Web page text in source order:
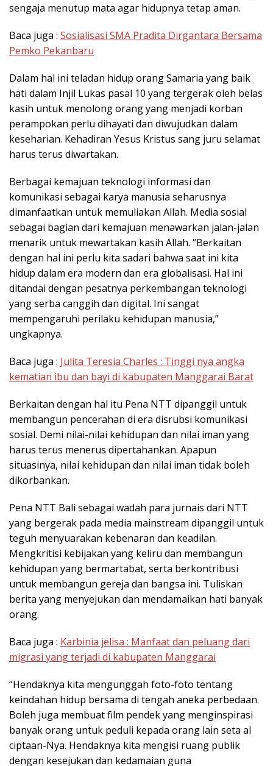
sengaja menutup mata agar hidupnya tetap aman.
Baca juga : Sosialisasi SMA Pradita Dirgantara Bersama
Pemko Pekanbaru
Dalam hal ini teladan hidup orang Samaria yang baik
hati dalam Injil Lukas pasal 10 yang tergerak oleh belas
kasih untuk menolong orang yang menjadi korban
perampokan perlu dihayati dan diwujudkan dalam
keseharian. Kehadiran Yesus Kristus sang juru selamat
harus terus diwartakan.
Berbagai kemajuan teknologi informasi dan
komunikasi sebagai karya manusia seharusnya
dimanfaatkan untuk memuliakan Allah. Media sosial
sebagai bagian dari kemajuan menawarkan jalan-jalan
menarik untuk mewartakan kasih Allah. “Berkaitan
dengan hal ini perlu kita sadari bahwa saat ini kita
hidup dalam era modern dan era globalisasi. Hal ini
ditandai dengan pesatnya perkembangan teknologi
yang serba canggih dan digital. Ini sangat
mempengaruhi perilaku kehidupan manusia,”
ungkapnya.
Baca juga : Julita Teresia Charles : Tinggi nya angka
kematian ibu dan bayi di kabupaten Manggarai Barat
Berkaitan dengan hal itu Pena NTT dipanggil untuk
membangun pencerahan di era disrubsi komunikasi
sosial. Demi nilai-nilai kehidupan dan nilai iman yang
harus terus menerus dipertahankan. Apapun
situasinya, nilai kehidupan dan nilai iman tidak boleh
dikorbankan.
Pena NTT Bali sebagai wadah para jurnais dari NTT
yang bergerak pada media mainstream dipanggil untuk
teguh menyuarakan kebenaran dan keadilan.
Mengkritisi kebijakan yang keliru dan membangun
kehidupan yang bermartabat, serta berkontribusi
untuk membangun gereja dan bangsa ini. Tuliskan
berita yang menyejukan dan mendamaikan hati banyak
orang.
Baca juga : Karbinia jelisa : Manfaat dan peluang dari
migrasi yang terjadi di kabupaten Manggarai
“Hendaknya kita mengunggah foto-foto tentang
keindahan hidup bersama di tengah aneka perbedaan.
Boleh juga membuat film pendek yang menginspirasi
banyak orang untuk peduli kepada orang lain seta al
ciptaan-Nya. Hendaknya kita mengisi ruang publik
dengan kesejukan dan kedamaian guna